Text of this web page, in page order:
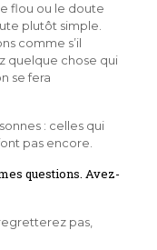
flou ou le doute
plutôt simple.
comme s’il
quelque chose qui
se fera
: celles qui
pas encore.
questions. Avez-
pas,